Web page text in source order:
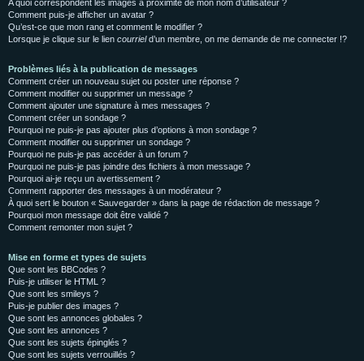
A quoi correspondent les images à proximité de mon nom d’utilisateur ?
Comment puis-je afficher un avatar ?
Qu’est-ce que mon rang et comment le modifier ?
Lorsque je clique sur le lien courrield’un membre, on me demande de me connecter !?
Problèmes liés à la publication de messages
Comment créer un nouveau sujet ou poster une réponse ?
Comment modifier ou supprimer un message ?
Comment ajouter une signature à mes messages ?
Comment créer un sondage ?
Pourquoi ne puis-je pas ajouter plus d’options à mon sondage ?
Comment modifier ou supprimer un sondage ?
Pourquoi ne puis-je pas accéder à un forum ?
Pourquoi ne puis-je pas joindre des fichiers à mon message ?
Pourquoi ai-je reçu un avertissement ?
Comment rapporter des messages à un modérateur ?
À quoi sert le bouton « Sauvegarder » dans la page de rédaction de message ?
Pourquoi mon message doit être validé ?
Comment remonter mon sujet ?
Mise en forme et types de sujets
Que sont les BBCodes ?
Puis-je utiliser le HTML ?
Que sont les smileys ?
Puis-je publier des images ?
Que sont les annonces globales ?
Que sont les annonces ?
Que sont les sujets épinglés ?
Que sont les sujets verrouillés ?